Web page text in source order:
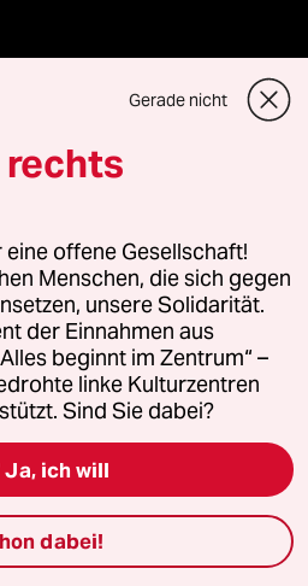
Gerade nicht
rechts
offene Gesellschaft!
Menschen, die sich gegen
unsere Solidarität.
der Einnahmen aus
beginnt im Zentrum“ –
linke Kulturzentren
Sind Sie dabei?
Ja, ich will
dabei!